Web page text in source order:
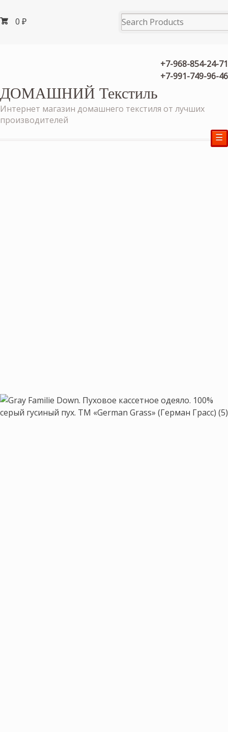
0 ₽
+7-968-854-24-71
+7-991-749-96-46
ДОМАШНИЙ Текстиль
Интернет магазин домашнего текстиля от лучших
производителей
☰